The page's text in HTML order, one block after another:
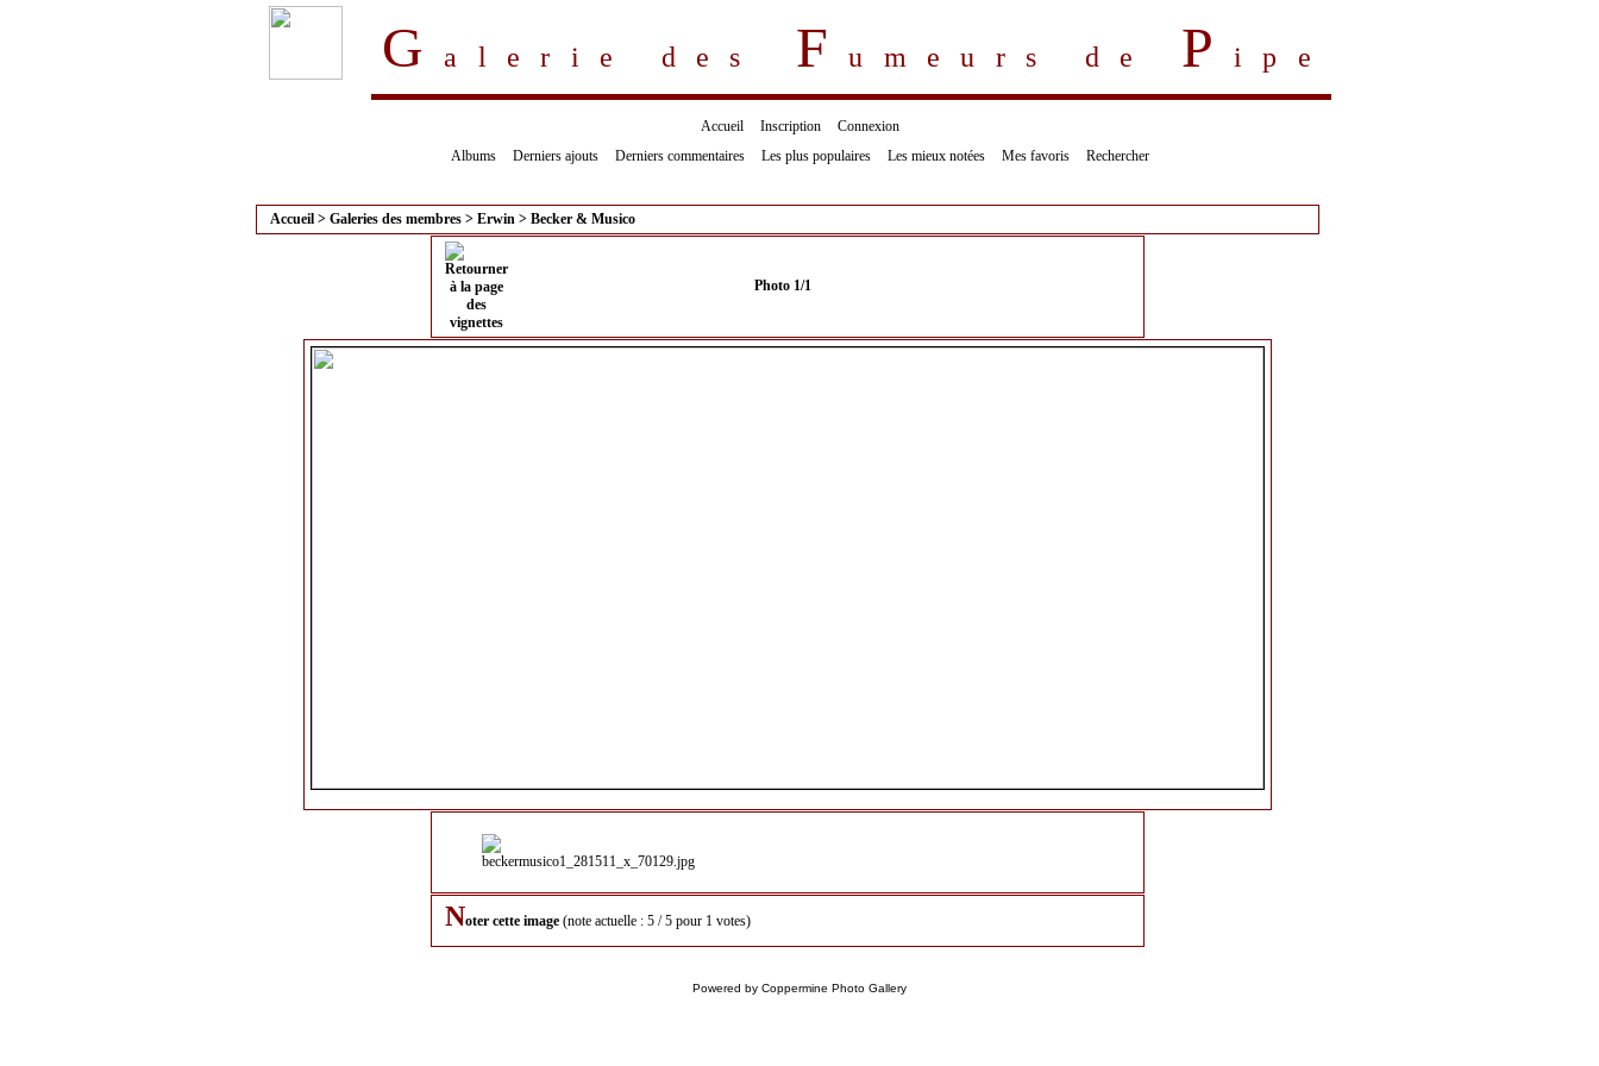
Galerie des Fumeurs de P ipe
Accueil Inscription
Connexion
Albums
Derniers ajouts Derniers commentaires Les plus populaires Les mieux notées Mes favoris Rechercher
Accueil > Galeries des membres > Erwin > Becker & Musico
Photo 1/1
Noter cette image (note actuelle : 5 / 5 pour 1 votes)
Powered by Coppermine Photo Gallery